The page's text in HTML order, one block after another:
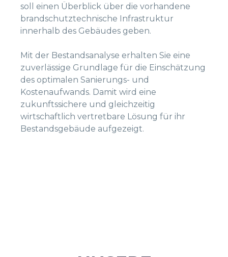
soll einen Überblick über die vorhandene
brandschutztechnische Infrastruktur
innerhalb des Gebäudes geben.
Mit der Bestandsanalyse erhalten Sie eine
zuverlässige Grundlage für die Einschätzung
des optimalen Sanierungs- und
Kostenaufwands. Damit wird eine
zukunftssichere und gleichzeitig
wirtschaftlich vertretbare Lösung für ihr
Bestandsgebäude aufgezeigt.